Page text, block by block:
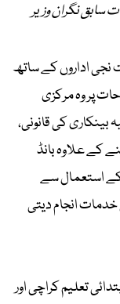
سابق نگران وزیر
اداروں کے ساتھ
پر وہ مرکزی
بینکاری کی قانونی،
کے علاوہ بانڈ
استعمال سے
انجام دیتی
تعلیم کراچی اور